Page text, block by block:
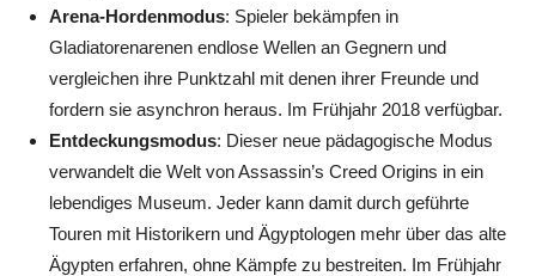
Arena-Hordenmodus: Spieler bekämpfen in
Gladiatorenarenen endlose Wellen an Gegnern und
vergleichen ihre Punktzahl mit denen ihrer Freunde und
fordern sie asynchron heraus. Im Frühjahr 2018 verfügbar.
Entdeckungsmodus: Dieser neue pädagogische Modus
verwandelt die Welt von Assassin’s Creed Origins in ein
lebendiges Museum. Jeder kann damit durch geführte
Touren mit Historikern und Ägyptologen mehr über das alte
Ägypten erfahren, ohne Kämpfe zu bestreiten. Im Frühjahr